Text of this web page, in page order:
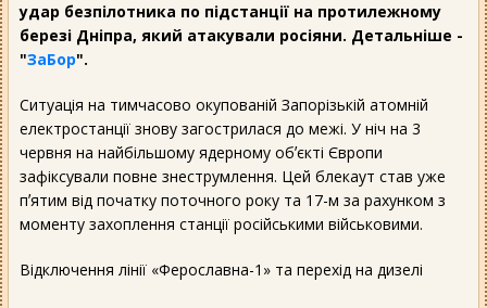
удар безпілотника по підстанції на протилежному
березі Дніпра, який атакували росіяни. Детальніше -
"ЗаБор".
Ситуація на тимчасово окупованій Запорізькій атомній
електростанції знову загострилася до межі. У ніч на 3
червня на найбільшому ядерному обʼєкті Європи
зафіксували повне знеструмлення. Цей блекаут став уже
пʼятим від початку поточного року та 17-м за рахунком з
моменту захоплення станції російськими військовими.
Відключення лінії «Ферославна-1» та перехід на дизелі